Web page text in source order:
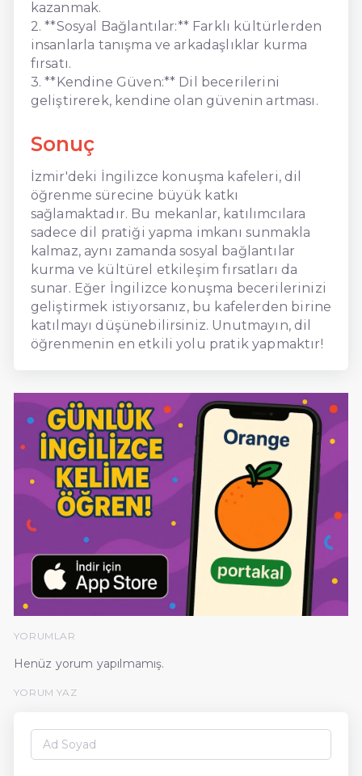
kazanmak.
2. **Sosyal Bağlantılar:** Farklı kültürlerden
insanlarla tanışma ve arkadaşlıklar kurma
fırsatı.
3. **Kendine Güven:** Dil becerilerini
geliştirerek, kendine olan güvenin artması.
Sonuç
İzmir'deki İngilizce konuşma kafeleri, dil
öğrenme sürecine büyük katkı
sağlamaktadır. Bu mekanlar, katılımcılara
sadece dil pratiği yapma imkanı sunmakla
kalmaz, aynı zamanda sosyal bağlantılar
kurma ve kültürel etkileşim fırsatları da
sunar. Eğer İngilizce konuşma becerilerinizi
geliştirmek istiyorsanız, bu kafelerden birine
katılmayı düşünebilirsiniz. Unutmayın, dil
öğrenmenin en etkili yolu pratik yapmaktır!
YORUMLAR
Henüz yorum yapılmamış.
YORUM YAZ